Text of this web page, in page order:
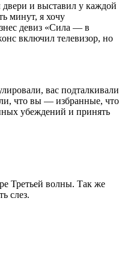
и выставил у каждой
минут, я хочу
девиз «Сила — в
включил телевизор, но
вас подталкивали
что вы — избранные, что
убеждений и принять
Третьей волны. Так же
слез.